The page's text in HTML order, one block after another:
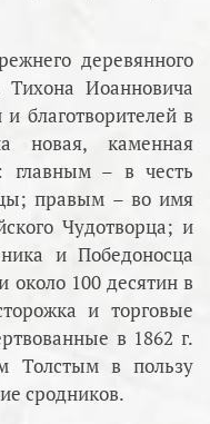
деревянного
Иоанновича
благотворителей в
новая, каменная
главным – в честь
правым – во имя
Чудотворца; и
и Победоносца
около 100 десятин в
и торговые
в 1862 г.
Толстым в пользу
сродников.